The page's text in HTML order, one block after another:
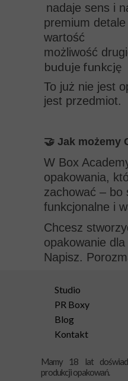
nadaje sens i
premium detale
wartość
możliwość
buduje funkcję
To już nie jest
jest przedmiot.
🤝 Jak możemy
W Box
opakowania,
zachować – bo
funkcjonalne i
Chcesz
opakowanie
Napisz.
Mamy 18 lat
produkcji opakowań.
Studio
Kontakt
Blog
PR Boxy